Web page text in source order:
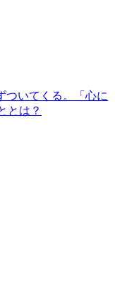
ついてくる。「心に
とは？